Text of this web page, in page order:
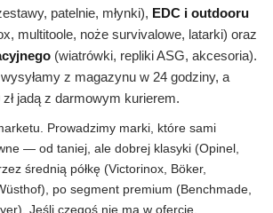
patelnie, młynki), EDC i outdooru
multitoole, noże survivalowe, latarki) oraz
(wiatrówki, repliki ASG, akcesoria).
z magazynu w 24 godziny, a
jadą z darmowym kurierem.
Prowadzimy marki, które sami
— od taniej, ale dobrej klasyki (Opinel,
średnią półkę (Victorinox, Böker,
po segment premium (Benchmade,
Jeśli czegoś nie ma w ofercie,